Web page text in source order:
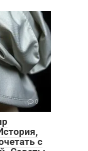
0
с